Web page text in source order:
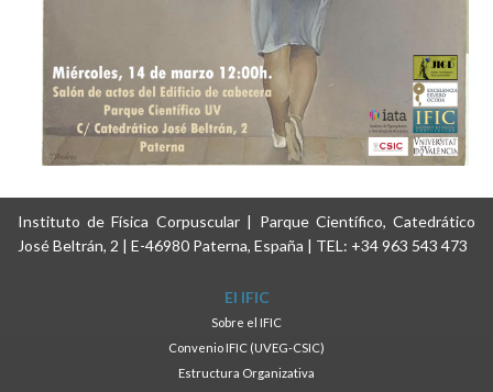
Instituto de Física Corpuscular | Parque Científico, Catedrático
José Beltrán, 2 | E-46980 Paterna, España | TEL: +34 963 543 473
El IFIC
Sobre el IFIC
Convenio IFIC (UVEG-CSIC)
Estructura Organizativa